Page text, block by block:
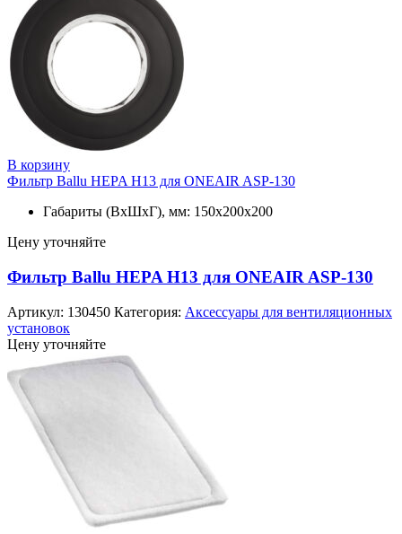
В корзину
Фильтр Ballu HEPA Н13 для ONEAIR ASP-130
Габариты (ВхШхГ), мм: 150х200х200
Цену уточняйте
Фильтр Ballu HEPA Н13 для ONEAIR ASP-130
Артикул: 130450 Категория: Аксессуары для вентиляционных
установок
Цену уточняйте